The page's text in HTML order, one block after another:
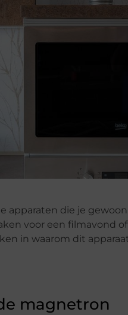
apparaten die je
voor een filmavond
in waarom dit
magnetron